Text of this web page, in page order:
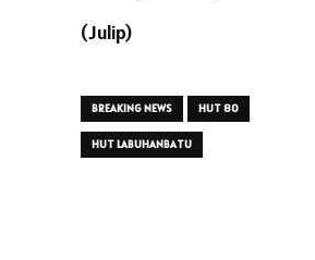
(Julip)
BREAKING NEWS HUT 80
HUT LABUHANBATU